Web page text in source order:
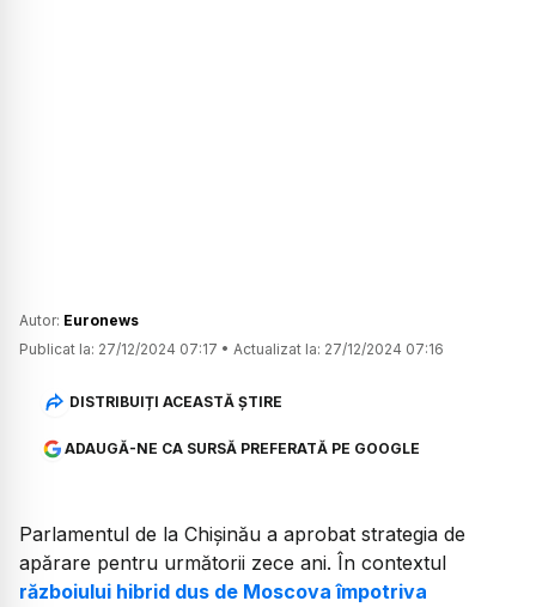
Autor: Euronews
Publicat la: 27/12/2024 07:17 • Actualizat la: 27/12/2024 07:16
DISTRIBUIȚI ACEASTĂ ȘTIRE
ADAUGĂ-NE CA SURSĂ PREFERATĂ PE GOOGLE
Parlamentul de la Chișinău a aprobat strategia de
apărare pentru următorii zece ani. În contextul
războiului hibrid dus de Moscova împotriva